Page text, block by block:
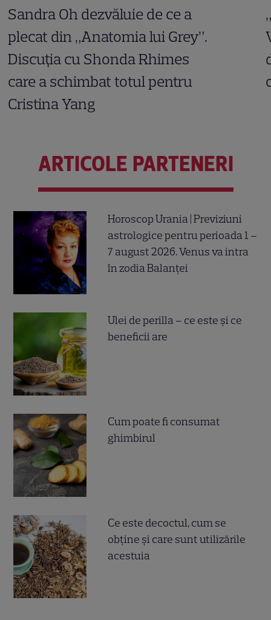
Sandra Oh dezvăluie de ce a
plecat din „Anatomia lui Grey”.
Discuția cu Shonda Rhimes
care a schimbat totul pentru
Cristina Yang
ARTICOLE PARTENERI
Horoscop Urania | Previziuni
astrologice pentru perioada 1 –
7 august 2026. Venus va intra
în zodia Balanței
Ulei de perilla – ce este și ce
beneficii are
Cum poate fi consumat
ghimbirul
Ce este decoctul, cum se
obţine şi care sunt utilizările
acestuia